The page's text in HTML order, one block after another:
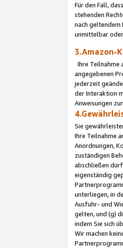
Für den Fall,
stehenden
nach geltendem
unmittelbar
3.Amazon-
Ihre Teilnahme
angegebenen
jederzeit
der Interaktion
Anweisungen
Sie
Ihre Teilnahme
Anordnungen,
zuständigen
abschließen
eigenständig
unterliegen, in
Ausfuhr- und
gelten, und (g)
indem Sie sich
Wir machen